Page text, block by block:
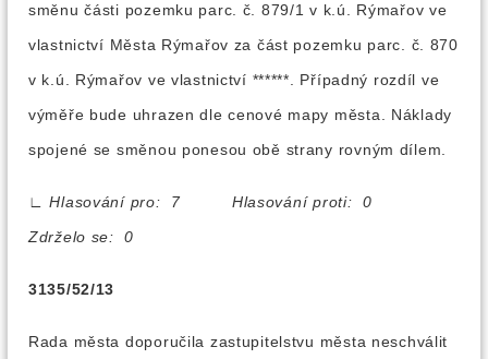
směnu části pozemku parc. č. 879/1 v k.ú. Rýmařov ve
vlastnictví Města Rýmařov za část pozemku parc. č. 870
v k.ú. Rýmařov ve vlastnictví ******. Případný rozdíl ve
výměře bude uhrazen dle cenové mapy města. Náklady
spojené se směnou ponesou obě strany rovným dílem.
∟
Hlasování pro: 7 Hlasování proti: 0
Zdrželo se: 0
3135/52/13
Rada města doporučila zastupitelstvu města neschválit